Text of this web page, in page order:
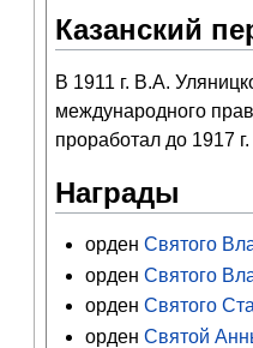
Казанский
В 1911 г. В.А.
международного
проработал до 1917 г.
Награды
орденСвятого
орденСвятого
орденСвятого
орденСвятой